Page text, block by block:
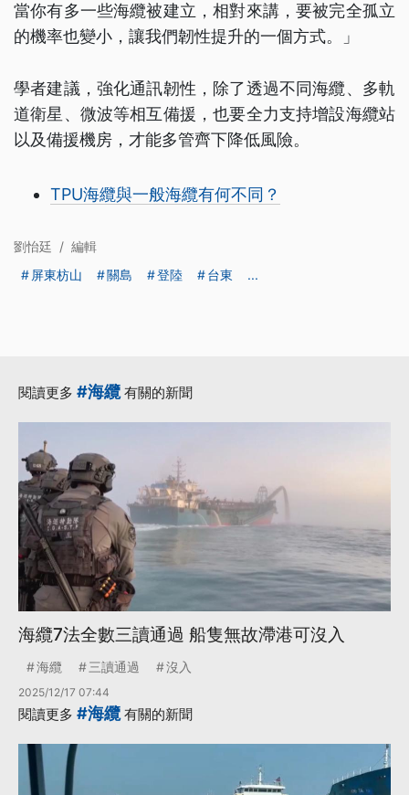
當你有多一些海纜被建立，相對來講，要被完全孤立
的機率也變小，讓我們韌性提升的一個方式。」
學者建議，強化通訊韌性，除了透過不同海纜、多軌
道衛星、微波等相互備援，也要全力支持增設海纜站
以及備援機房，才能多管齊下降低風險。
TPU海纜與一般海纜有何不同？
劉怡廷 / 編輯
屏東枋山
關島 登陸 台東 ...
閱讀更多 #海纜有關的新聞
海纜7法全數三讀通過 船隻無故滯港可沒入
海纜 三讀通過 沒入
2025/12/17 07:44
閱讀更多 #海纜有關的新聞